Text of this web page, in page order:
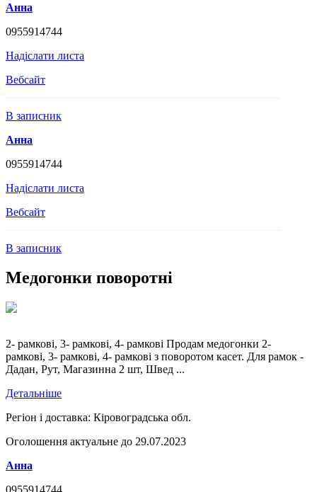
Анна
0955914744
Надіслати листа
Вебсайт
В записник
Анна
0955914744
Надіслати листа
Вебсайт
В записник
Медогонки поворотні
2- рамкові, 3- рамкові, 4- рамкові Продам медогонки 2-
рамкові, 3- рамкові, 4- рамкові з поворотом касет. Для рамок -
Дадан, Рут, Магазинна 2 шт, Швед ...
Детальніше
Регіон і доставка: Кіровоградська обл.
Оголошення актуальне до 29.07.2023
Анна